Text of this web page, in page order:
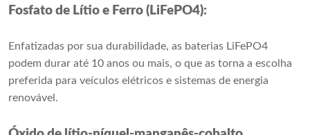
Fosfato de Lítio e Ferro (LiFePO4):
Enfatizadas por sua durabilidade, as baterias LiFePO4
podem durar até 10 anos ou mais, o que as torna a escolha
preferida para veículos elétricos e sistemas de energia
renovável.